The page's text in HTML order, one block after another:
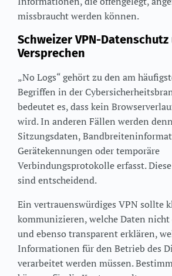
missbraucht werden können.
Schweizer VPN-
Versprechen
„No Logs“ gehört zu den am
Begriffen in der
bedeutet es, dass kein
wird. In anderen Fällen werden
Sitzungsdaten,
Gerätekennungen oder temporäre
Verbindungsprotokolle erfasst.
sind entscheidend.
Ein vertrauenswürdiges VPN sollte
kommunizieren, welche Daten
und ebenso transparent erklären,
Informationen für den Betrieb des
verarbeitet werden müssen.